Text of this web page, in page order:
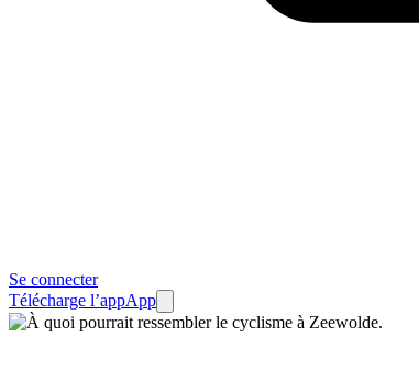
Se connecter
Télécharge l’appApp